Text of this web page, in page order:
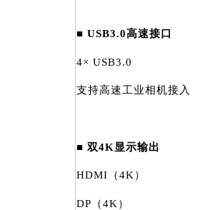
■ USB3.0高速接口
4× USB3.0
支持高速工业相机接入
■ 双4K显示输出
HDMI（4K）
DP（4K）